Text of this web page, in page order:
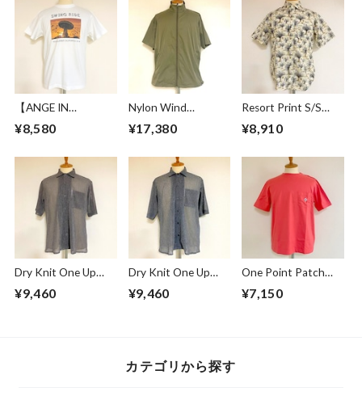
【ANGE IN
DISGUISE】 Print T-
shirts #SWING
¥8,580
Nylon Wind
Breaker Light
Khaki
¥17,380
Resort Print S/S
Shirts Ivory
¥8,910
Dry Knit One Up
Collar S/S Shirts
Beige
¥9,460
Dry Knit One Up
Collar S/S Shirts
Gray
¥9,460
One Point Patch
Pocket T-shirts
Sunset
¥7,150
カテゴリから探す